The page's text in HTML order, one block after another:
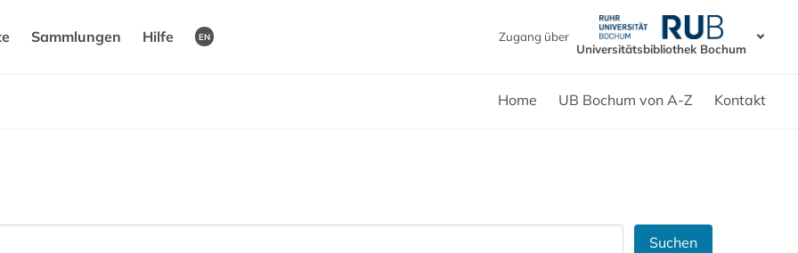
Sammlungen Hilfe EN
Zugang über
Universitätsbibliothek Bochum
Home UB Bochum von A-Z Kontakt
Suchen